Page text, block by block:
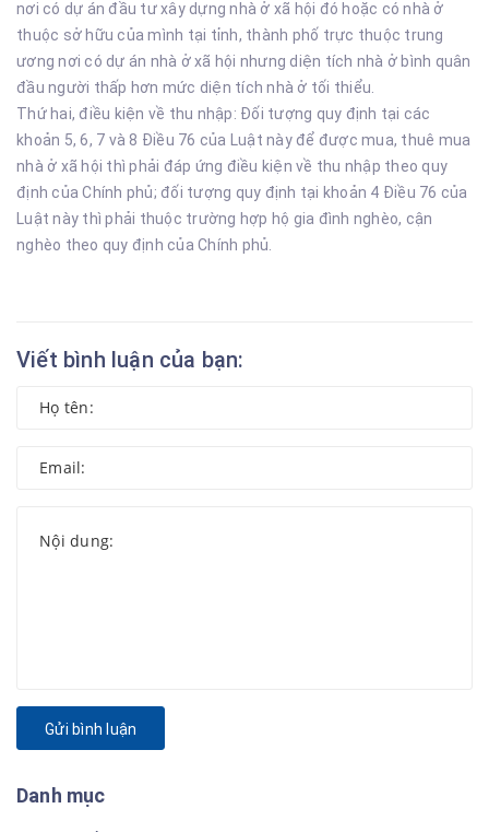
nơi có dự án đầu tư xây dựng nhà ở xã hội đó hoặc có nhà ở
thuộc sở hữu của mình tại tỉnh, thành phố trực thuộc trung
ương nơi có dự án nhà ở xã hội nhưng diện tích nhà ở bình quân
đầu người thấp hơn mức diện tích nhà ở tối thiểu.
Thứ hai, điều kiện về thu nhập: Đối tượng quy định tại các
khoản 5, 6, 7 và 8 Điều 76 của Luật này để được mua, thuê mua
nhà ở xã hội thì phải đáp ứng điều kiện về thu nhập theo quy
định của Chính phủ; đối tượng quy định tại khoản 4 Điều 76 của
Luật này thì phải thuộc trường hợp hộ gia đình nghèo, cận
nghèo theo quy định của Chính phủ.
Viết bình luận của bạn:
Gửi bình luận
Danh mục